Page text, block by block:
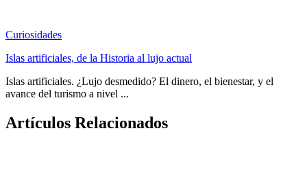
Curiosidades
Islas artificiales, de la Historia al lujo actual
Islas artificiales. ¿Lujo desmedido? El dinero, el bienestar, y el
avance del turismo a nivel ...
Artículos Relacionados